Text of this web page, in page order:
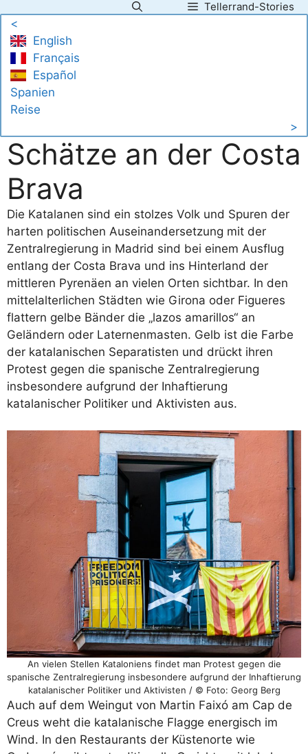
Inhalt
springen
Tellerrand-Stories
<
English
Français
Español
Spanien
Reise
>
Schätze an der Costa
Brava
Die Katalanen sind ein stolzes Volk und Spuren der
harten politischen Auseinandersetzung mit der
Zentralregierung in Madrid sind bei einem Ausflug
entlang der Costa Brava und ins Hinterland der
mittleren Pyrenäen an vielen Orten sichtbar. In den
mittelalterlichen Städten wie Girona oder Figueres
flattern gelbe Bänder die „lazos amarillos“ an
Geländern oder Laternenmasten. Gelb ist die Farbe
der katalanischen Separatisten und drückt ihren
Protest gegen die spanische Zentralregierung
insbesondere aufgrund der Inhaftierung
katalanischer Politiker und Aktivisten aus.
An vielen Stellen Kataloniens findet man Protest gegen die
spanische Zentralregierung insbesondere aufgrund der Inhaftierung
katalanischer Politiker und Aktivisten / © Foto: Georg Berg
Auch auf dem Weingut von Martin Faixó am Cap de
Creus weht die katalanische Flagge energisch im
Wind. In den Restaurants der Küstenorte wie